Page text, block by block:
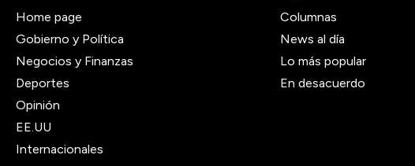
Home page
Gobierno y Política
Negocios y Finanzas
Deportes
Opinión
EE.UU
Internacionales
Columnas
News al día
Lo más popular
En desacuerdo